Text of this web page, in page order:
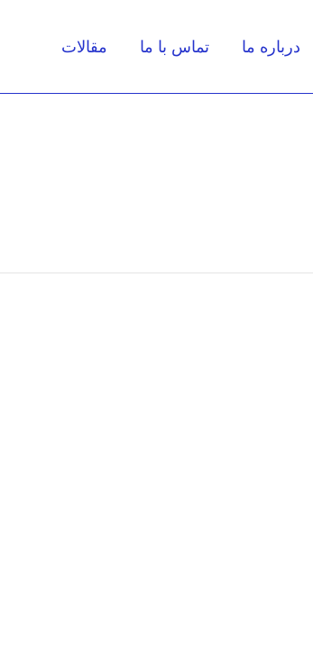
درباره ما تماس با ما مقالات